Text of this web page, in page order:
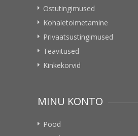
Ostutingimused
Kohaletoimetamine
Privaatsustingimused
Teavitused
Kinkekorvid
MINU KONTO
Pood